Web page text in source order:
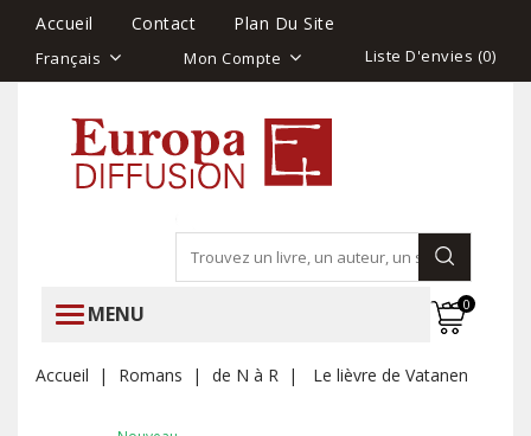
Accueil Contact Plan Du Site
Français Mon Compte Liste D'envies (0)
MENU 0
Accueil Romans de N à R Le lièvre de Vatanen